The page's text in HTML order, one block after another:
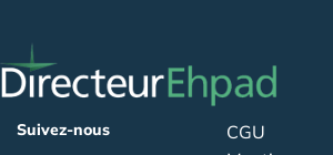
Suivez-nous
CGU